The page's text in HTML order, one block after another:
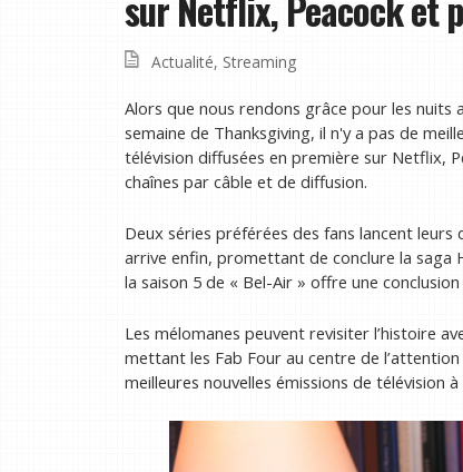
Actualité, Streaming
Alors que nous rendons grâce pour les
semaine de Thanksgiving, il n'y a pas de
télévision diffusées en première sur Netflix,
chaînes par câble et de diffusion.
Deux séries préférées des fans lancent leurs
arrive enfin, promettant de conclure la saga
la saison 5 de « Bel-Air » offre une
Les mélomanes peuvent revisiter l’histoire
mettant les Fab Four au centre de
meilleures nouvelles émissions de télévision